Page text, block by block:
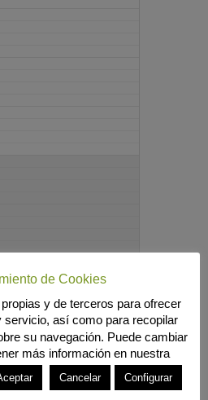
de Cookies
y de terceros para ofrecer
servicio, así como para recopilar
su navegación. Puede cambiar
más información en nuestra
Cancelar Configurar